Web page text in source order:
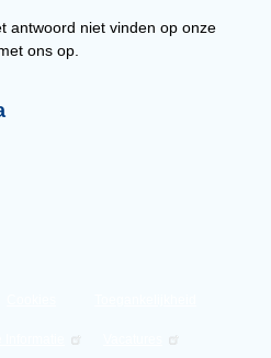
antwoord niet vinden op onze
ons op.